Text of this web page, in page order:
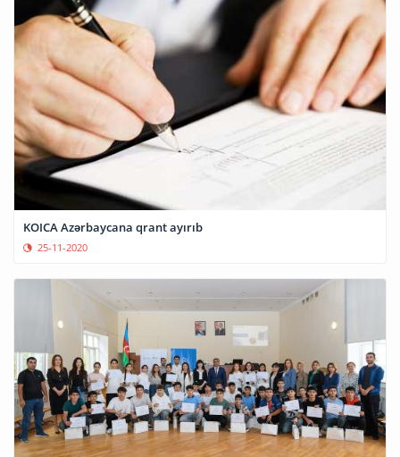
KOICA Azərbaycana qrant ayırıb
25-11-2020